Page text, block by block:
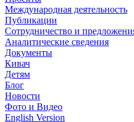
Международная деятельность
Публикации
Сотрудничество и
Аналитические сведения
Документы
Кивач
Детям
Блог
Новости
Фото и Видео
English Version